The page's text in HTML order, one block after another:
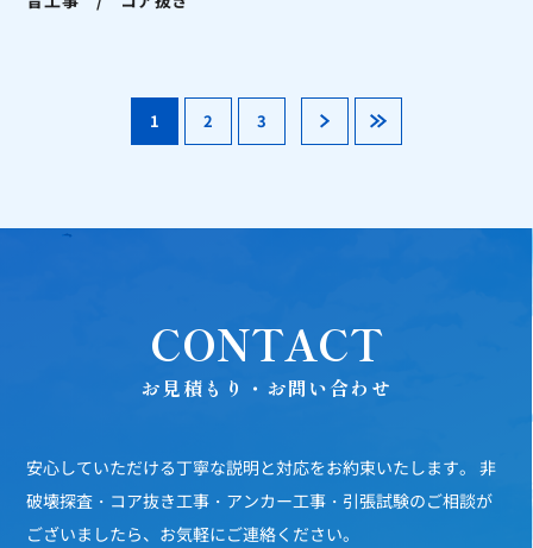
1 2 3 » »
CONTACT
お見積もり・お問い合わせ
安心していただける丁寧な説明と対応をお約束いたします。
非
破壊探査・コア抜き工事・アンカー工事・引張試験のご相談が
ございましたら、お気軽にご連絡ください。